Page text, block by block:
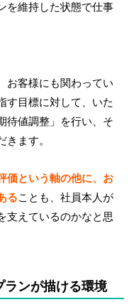
を維持した状態で仕事
お客様にも関わってい
す目標に対して、いた
待値調整」を行い、そ
きます。
価という軸の他に、お
ることも、社員本人が
支えているのかなと思
ランが描ける環境